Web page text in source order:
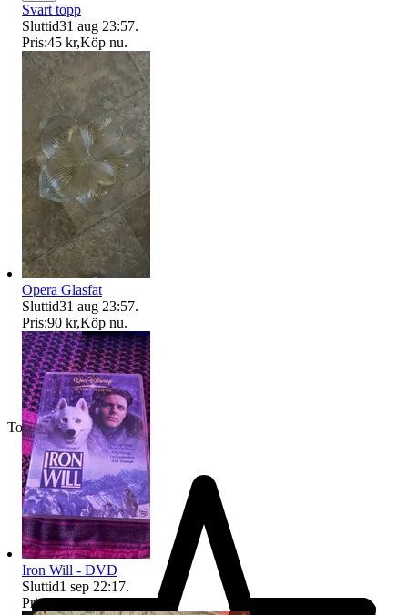
Toppsäljare
Svart topp
Sluttid31 aug 23:57.
Pris:45 kr,Köp nu.
Opera Glasfat
Sluttid31 aug 23:57.
Pris:90 kr,Köp nu.
Iron Will - DVD
Sluttid1 sep 22:17.
Pris:45 kr,Köp nu.